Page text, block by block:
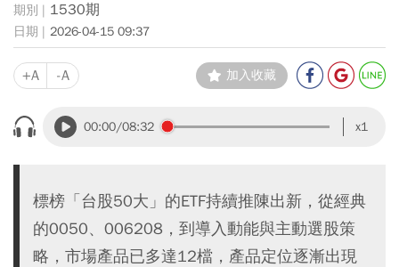
1530期
2026-04-15 09:37
+A -A 加入收藏
00:00/08:32 x1
標榜「台股50大」的ETF持續推陳出新，從經典
的0050、006208，到導入動能與主動選股策
略，市場產品已多達12檔，產品定位逐漸出現